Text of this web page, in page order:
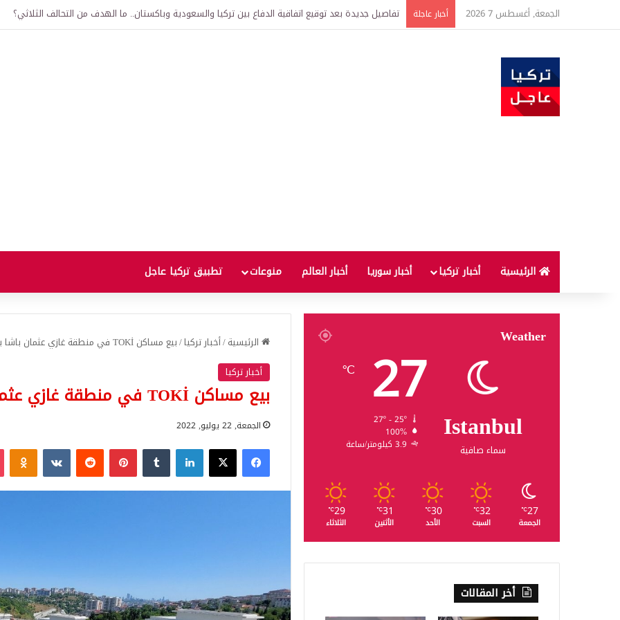
الجمعة, أغسطس 7 2026 أخبار عاجلة خبير اقتصادي يتوقع وصول غرام الذهب إلى 12 ألف ليرة.. متى يحدث ذلك؟
الرئيسية أخبار تركيا أخبار سوريا أخبار العالم منوعات تطبيق تركيا عاجل
الرئيسية/أخبار تركيا/بيع مساكن TOKİ في منطقة غازي عثمان باشا باسطنبول بالمزاد العلني
أخبار تركيا
بيع مساكن TOKİ في منطقة غازي عثمان باشا باسطنبول بالمزاد العلني
الجمعة, 22 يوليو, 2022
فيسبوك‫X لينكدإن بينتيريست
Weather
Istanbul
سماء صافية
27
℃
27º - 25º
100%
3.9 كيلومتر/ساعة
27
℃
الجمعة
32
℃
السبت
30
℃
الأحد
31
℃
الأثنين
29
℃
الثلاثاء
أخر المقالات